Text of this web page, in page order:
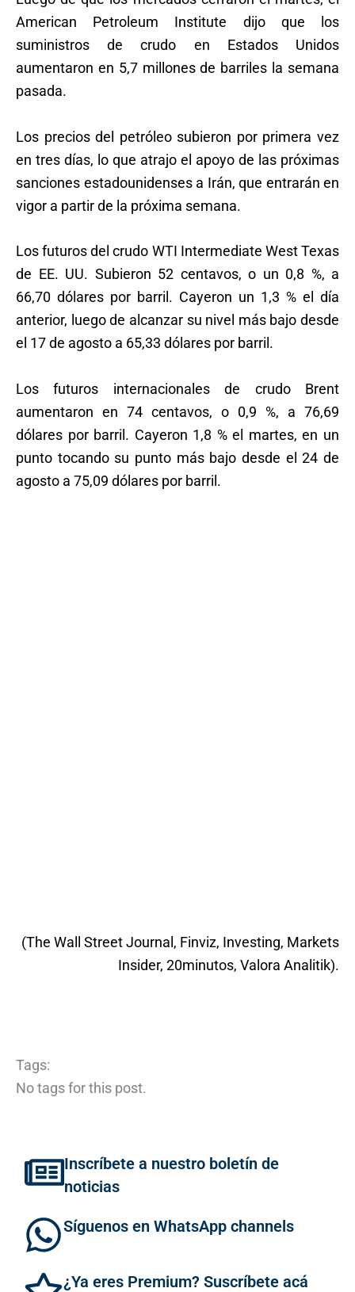
American Petroleum Institute dijo que los
suministros de crudo en Estados Unidos
aumentaron en 5,7 millones de barriles la semana
pasada.
Los precios del petróleo subieron por primera vez
en tres días, lo que atrajo el apoyo de las próximas
sanciones estadounidenses a Irán, que entrarán en
vigor a partir de la próxima semana.
Los futuros del crudo WTI Intermediate West Texas
de EE. UU. Subieron 52 centavos, o un 0,8 %, a
66,70 dólares por barril. Cayeron un 1,3 % el día
anterior, luego de alcanzar su nivel más bajo desde
el 17 de agosto a 65,33 dólares por barril.
Los futuros internacionales de crudo Brent
aumentaron en 74 centavos, o 0,9 %, a 76,69
dólares por barril. Cayeron 1,8 % el martes, en un
punto tocando su punto más bajo desde el 24 de
agosto a 75,09 dólares por barril.
(The Wall Street Journal, Finviz, Investing, Markets
Insider, 20minutos, Valora Analitik).
Tags:
No tags for this post.
Inscríbete a nuestro boletín de
noticias
Síguenos en WhatsApp channels
¿Ya eres Premium? Suscríbete acá